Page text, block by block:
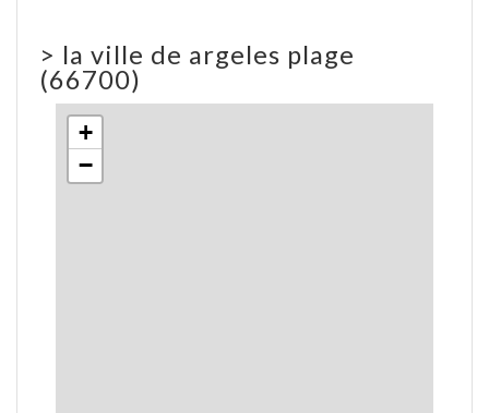
> la ville de argeles plage
(66700)
+
−